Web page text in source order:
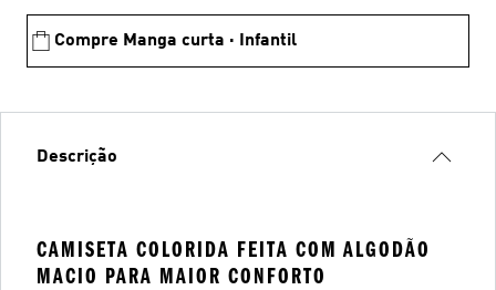
Compre Manga curta · Infantil
Descrição
CAMISETA COLORIDA FEITA COM ALGODÃO
MACIO PARA MAIOR CONFORTO